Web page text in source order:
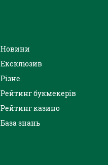
Новини
Ексклюзив
Різне
Рейтинг букмекерів
Рейтинг казино
База знань